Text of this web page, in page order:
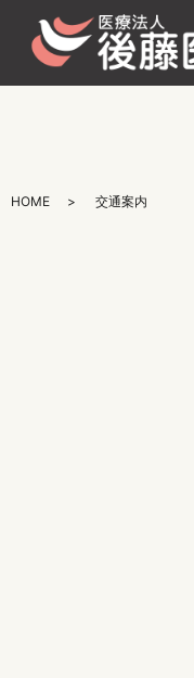
HOME 交通案内